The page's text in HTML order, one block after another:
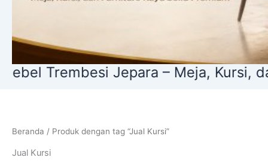
Trembesi Jepara – Meja, Kursi, dan
Beranda / Produk dengan tag “Jual Kursi”
Jual Kursi